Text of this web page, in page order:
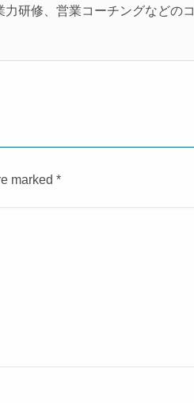
研修、営業コーチングなどの
marked *